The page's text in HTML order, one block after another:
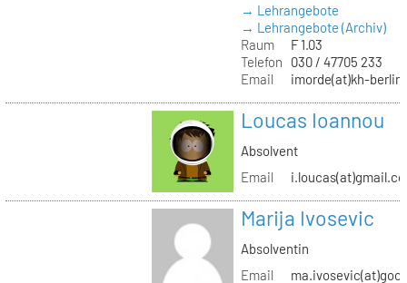
→ Lehrangebote
→ Lehrangebote (Archiv)
Raum
F 1.03
Telefon
030 / 47705 233
Email
imorde(at)kh-
Loucas Ioannou
Absolvent
Email
Marija Ivosevic
Absolventin
Email